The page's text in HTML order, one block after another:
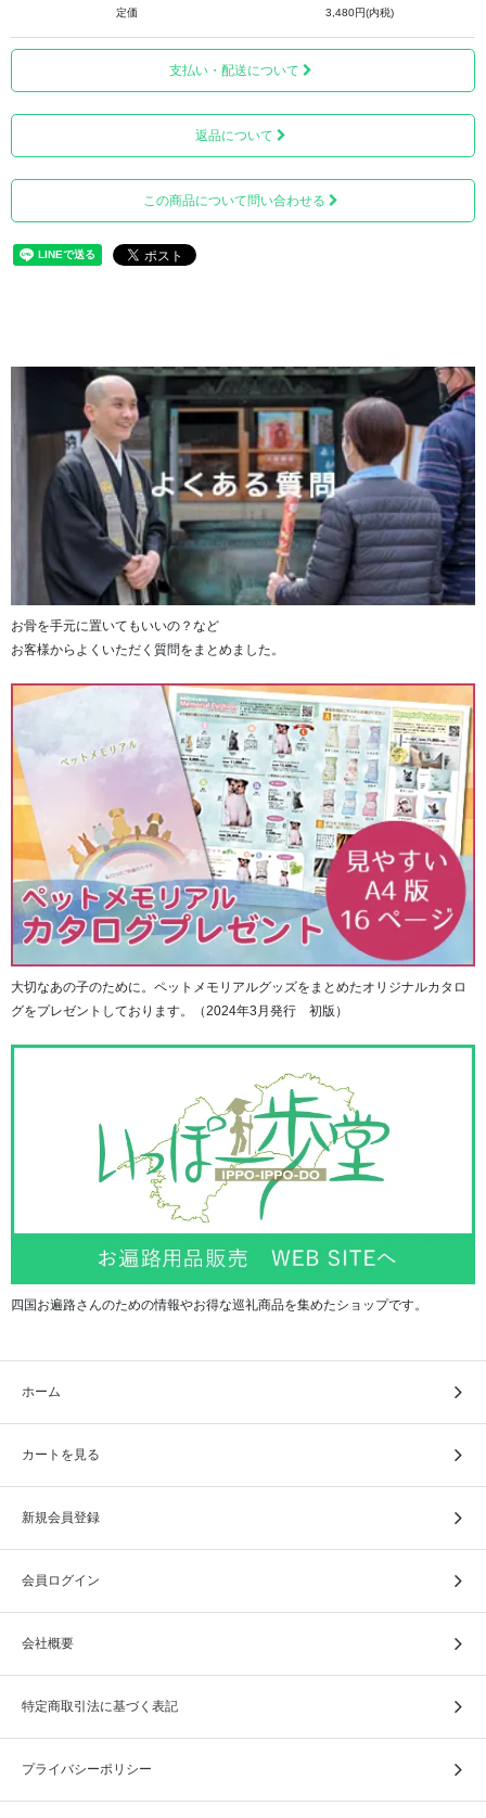
天然石のため、チャームの部分は、一つ一つ風合いや表情
が違うことが特徴です。
チャームの部分の天然石は、フォスフォシデライト、水
■チャームの天然石の意味
フォスフォシデライト・・・「精神的な疲れを癒す」
水晶・・・「癒し」
カルセドニー・・・「深く優しい癒し、絆」
Hand Memorial（ハンドメモリアル）は、手のひら
（Hand）に想い（Memorial）を収めることのできるサイズ
になっております。
「手のひらの中に想いを納めてずっと一緒に」という気持
ちと、「大好きなあなたの笑顔をいつまでも」という想い
を込めて生まれました。
遺骨カプセルとは、ご遺骨やご遺灰を分骨して納めること
ることもできます。
ることができる仕組みになっています。
定価 3,480円(内税)
支払い・配送について
返品について
この商品について問い合わせる
お骨を手元に置いてもいいの？など
お客様からよくいただく質問をまとめました。
大切なあの子のために。ペットメモリアルグッズをまとめたオリジナルカタロ
グをプレゼントしております。（2024年3月発行 初版）
四国お遍路さんのための情報やお得な巡礼商品を集めたショップです。
ホーム
カートを見る
新規会員登録
会員ログイン
会社概要
特定商取引法に基づく表記
プライバシーポリシー